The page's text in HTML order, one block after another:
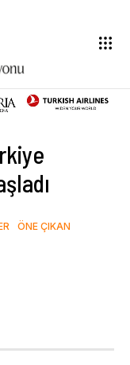
ÖNE ÇIKAN